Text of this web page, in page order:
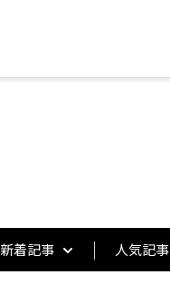
新着記事 人気記事